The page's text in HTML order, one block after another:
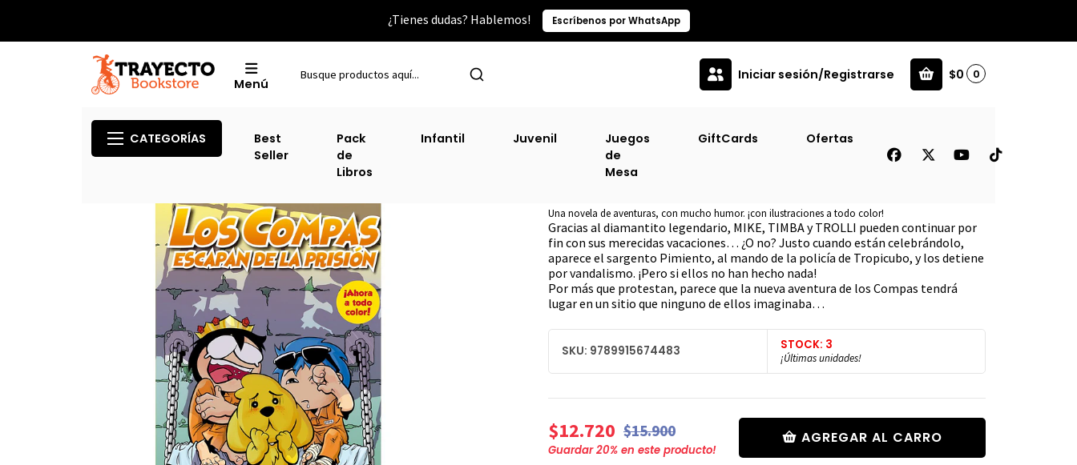
¿Tienes dudas? Hablemos! Escríbenos por WhatsApp
Menú
Iniciar sesión/Registrarse $0 0
CATEGORÍAS
Best
Seller
Pack
de
Libros
Infantil Juvenil
Juegos
de
Mesa
GiftCards Ofertas
Los Compas Escapan De La Prision
Una novela de aventuras, con mucho humor. ¡con ilustraciones a todo color!
Gracias al diamantito legendario, MIKE, TIMBA y TROLLI pueden continuar por
fin con sus merecidas vacaciones… ¿O no? Justo cuando están celebrándolo,
aparece el sargento Pimiento, al mando de la policía de Tropicubo, y los detiene
por vandalismo. ¡Pero si ellos no han hecho nada!
Por más que protestan, parece que la nueva aventura de los Compas tendrá
lugar en un sitio que ninguno de ellos imaginaba…
SKU: 9789915674483 STOCK: 3
¡Últimas unidades!
$12.720 $15.900
Guardar20% en este producto!
AGREGAR AL CARRO